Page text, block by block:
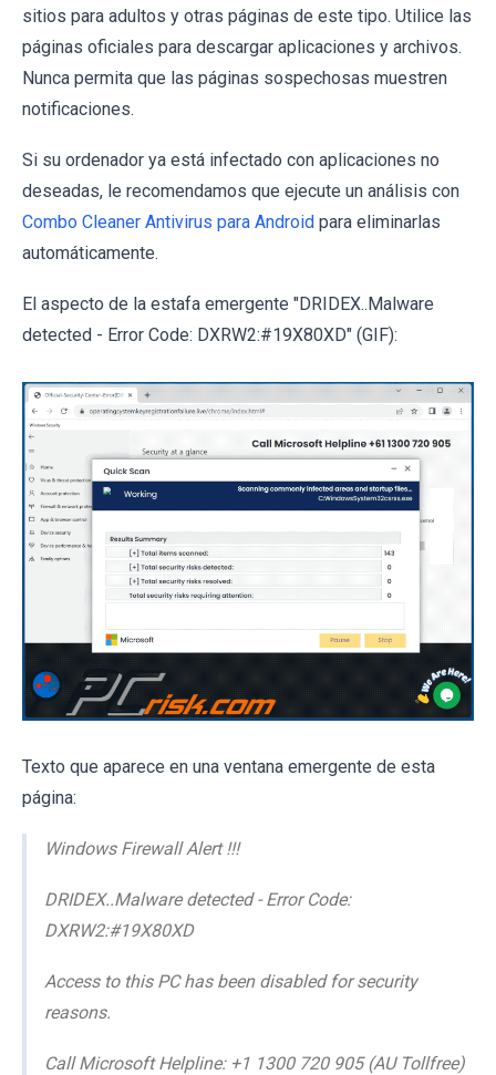
sitios para adultos y otras páginas de este tipo. Utilice las
páginas oficiales para descargar aplicaciones y archivos.
Nunca permita que las páginas sospechosas muestren
notificaciones.
Si su ordenador ya está infectado con aplicaciones no
deseadas, le recomendamos que ejecute un análisis con
Combo Cleaner Antivirus para Android para eliminarlas
automáticamente.
El aspecto de la estafa emergente "DRIDEX..Malware
detected - Error Code: DXRW2:#19X80XD" (GIF):
Texto que aparece en una ventana emergente de esta
página:
Windows Firewall Alert !!!
DRIDEX..Malware detected - Error Code:
DXRW2:#19X80XD
Access to this PC has been disabled for security
reasons.
Call Microsoft Helpline: +1 1300 720 905 (AU Tollfree)